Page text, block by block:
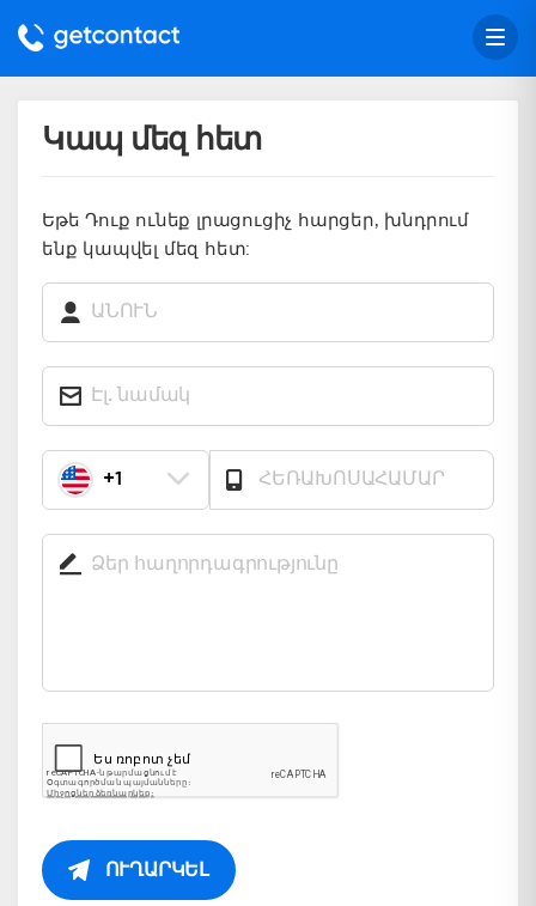
Կապ մեզ հետ
Եթե Դուք ունեք լրացուցիչ հարցեր, խնդրում
ենք կապվել մեզ հետ:
+1
ՈՒՂԱՐԿԵԼ